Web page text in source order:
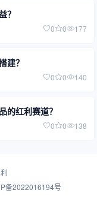
？
0 0 177
建？
0 0 140
的红利赛道？
0 0 138
备2022016194号